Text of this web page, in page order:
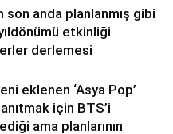
son anda planlanmış gibi
etkinliği
derlemesi
eklenen ‘Asya Pop’
için BTS’i
ama planlarının